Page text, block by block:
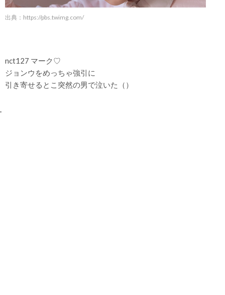
出典： https://pbs.twimg.com/
nct127 マーク♡
ジョンウをめっちゃ強引に
引き寄せるとこ突然の男で泣いた（）